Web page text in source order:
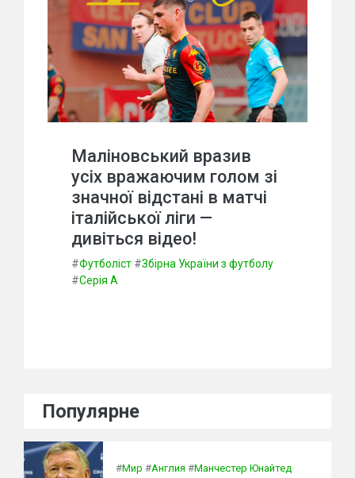
Маліновський вразив
усіх вражаючим голом зі
значної відстані в матчі
італійської ліги —
дивіться відео!
#Футболіст #Збірна України з футболу
#Серія А
Популярне
#Мир #Англия #Манчестер Юнайтед